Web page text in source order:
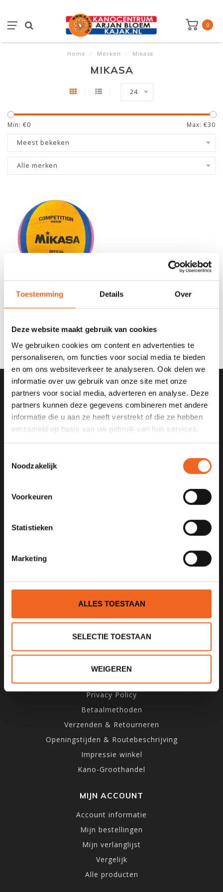
Toestemming Details Over
Deze website maakt gebruik van cookies
We gebruiken cookies om content en advertenties te
personaliseren, om functies voor social media te bieden
en om ons websiteverkeer te analyseren. Ook delen we
informatie over uw gebruik van onze site met onze
partners voor social media, adverteren en analyse. Deze
partners kunnen deze gegevens combineren met andere
informatie die u aan ze heeft verstrekt of die ze hebben
verzameld op basis van uw gebruik van hun services.
Noodzakelijk
Voorkeuren
Statistieken
Marketing
ALLES TOESTAAN
SELECTIE TOESTAAN
WEIGEREN
0
Home / Merken / Mikasa
MIKASA
24
Min: €0 Max: €30
Meest bekeken
Alle merken
MIKASA POLOBAL
COMPETITION
SCHRIJF JE IN VOOR ONZE
NIEUWSBRIEF
Over ons
Privacy Policy
Betaalmethoden
Verzenden & Retourneren
Openingstijden & Routebeschrijving
Impressie winkel
Kano-Groothandel
MIJN ACCOUNT
Account informatie
Mijn bestellingen
Mijn verlanglijst
Vergelijk
Alle producten